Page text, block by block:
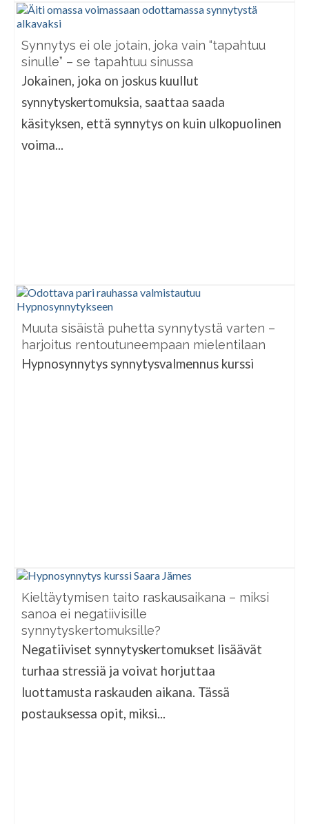
Synnytys ei ole jotain, joka vain “tapahtuu
sinulle” – se tapahtuu sinussa
Jokainen, joka on joskus kuullut
synnytyskertomuksia, saattaa saada
käsityksen, että synnytys on kuin ulkopuolinen
voima...
Muuta sisäistä puhetta synnytystä varten –
harjoitus rentoutuneempaan mielentilaan
Hypnosynnytys synnytysvalmennus kurssi
Kieltäytymisen taito raskausaikana – miksi
sanoa ei negatiivisille
synnytyskertomuksille?
Negatiiviset synnytyskertomukset lisäävät
turhaa stressiä ja voivat horjuttaa
luottamusta raskauden aikana. Tässä
postauksessa opit, miksi...